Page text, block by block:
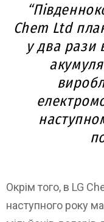
Chem Ltd
у два рази
Окрім того, в LG
наступного року